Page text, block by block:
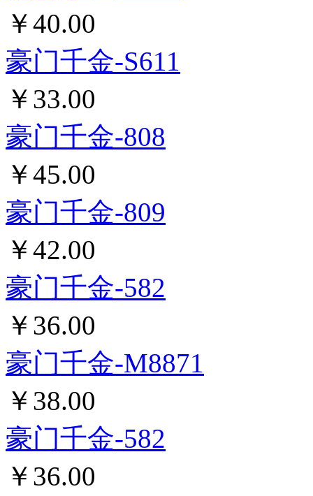
豪门千金-M517
￥45.00
豪门千金-26-08
￥37.00
豪门千金-D02
￥33.00
豪门千金-M511
￥46.00
豪门千金-M510
￥46.00
豪门千金-M8021
￥40.00
豪门千金-2608